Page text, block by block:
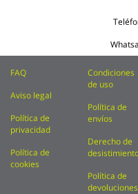
FAQ
Aviso legal
Política de
privacidad
Política de
cookies
Condiciones
de uso
Política de
envíos
Derecho de
Política de
devoluciones